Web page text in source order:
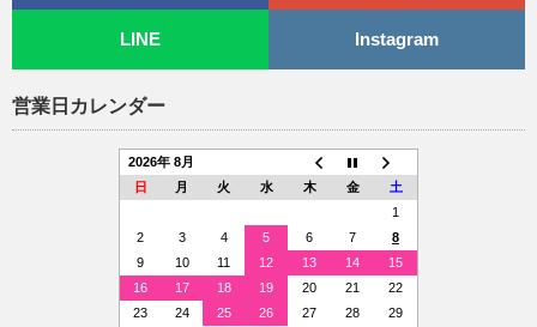
LINE Instagram
営業日カレンダー
2026年 8月
日
月 火 水 木 金
土
1
2
3 4 5 6 7
8
9
10 11 12 13 14
15
16
17 18 19 20 21
22
23
24 25 26 27 28 29